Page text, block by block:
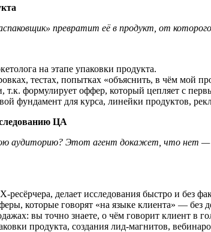
превратит её в продукт, от
на этапе упаковки продукта.
тестах, попытках «объяснить, в чём мой
формулирует оффер, который цепляет с
фундамент для курса, линейки продуктов,
ЦА
аудиторию? Этот агент докажет, что нет
ресёрчера, делает исследования быстро и без
которые говорят «на языке клиента» — без
вы точно знаете, о чём говорит клиент в
продукта, создания лид-магнитов,